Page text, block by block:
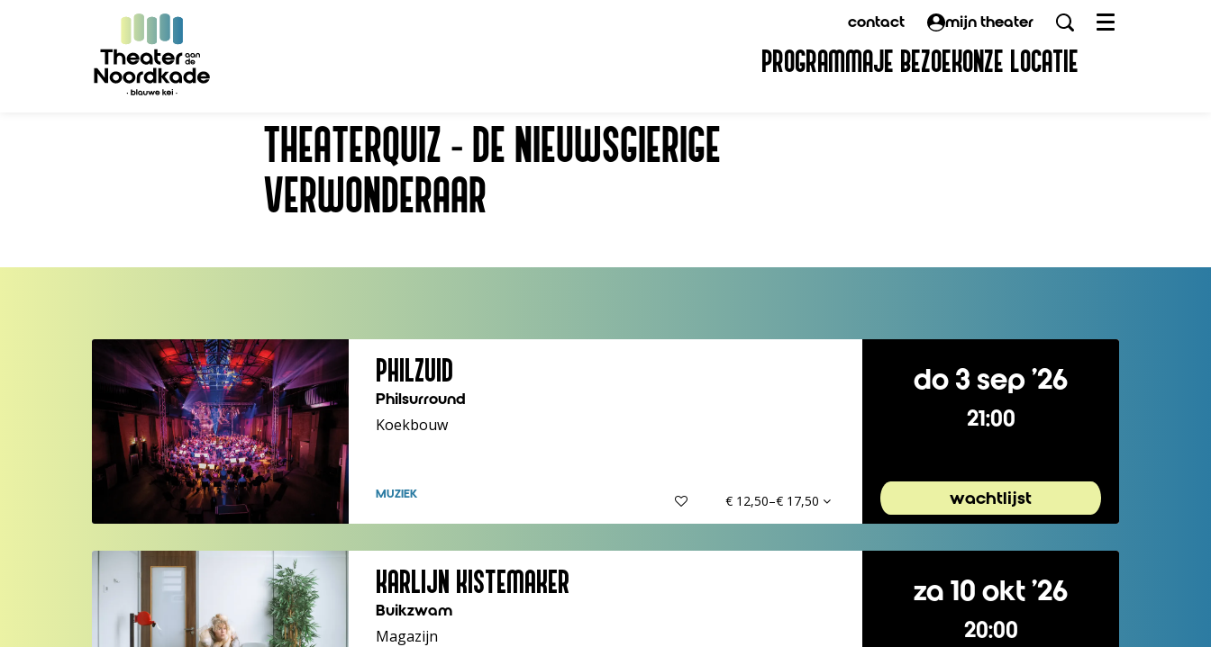
contact mijn theater
PROGRAMMA JE BEZOEK ONZE LOCATIE
Menu
THEATERQUIZ - DE NIEUWSGIERIGE
VERWONDERAAR
PHILZUID
Philsurround
Koekbouw
MUZIEK € 12,50–€ 17,50
do 3 sep ’26
21:00
wachtlijst
KARLIJN KISTEMAKER
Buikzwam
Magazijn
za 10 okt ’26
20:00